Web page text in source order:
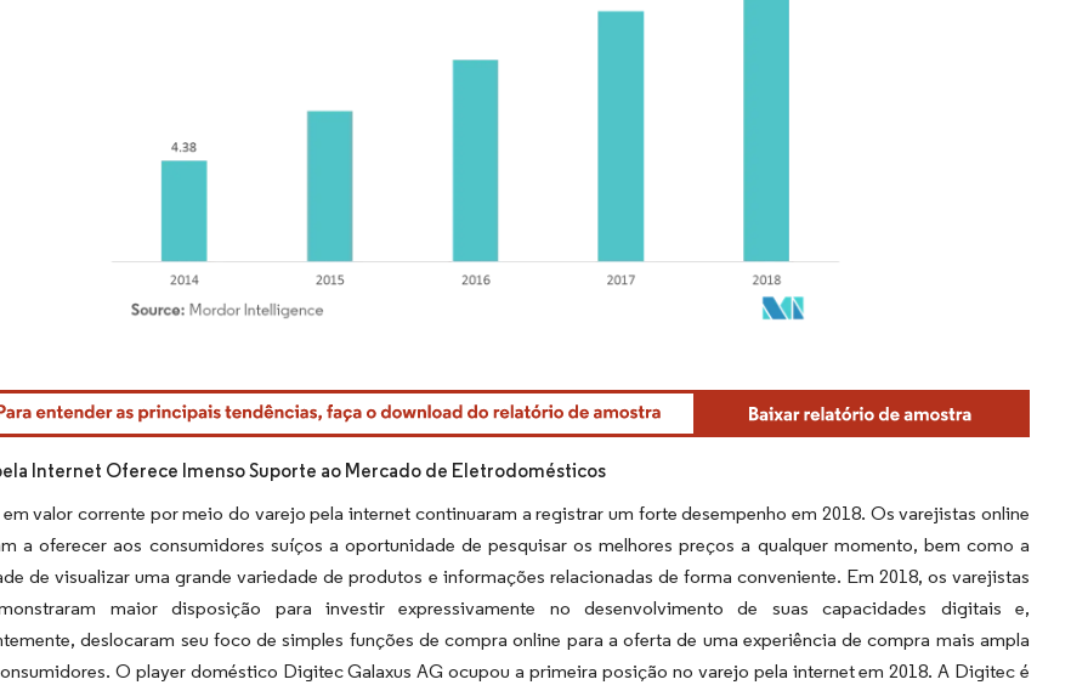
Intelligence. O reuso requer atribuição conforme CC BY 4.0.
Internet Oferece Imenso Suporte ao Mercado de Eletrodomésticos
valor corrente por meio do varejo pela internet continuaram a registrar um forte desempenho em 2018. Os varejistas online
a oferecer aos consumidores suíços a oportunidade de pesquisar os melhores preços a qualquer momento, bem como a
de visualizar uma grande variedade de produtos e informações relacionadas de forma conveniente. Em 2018, os varejistas
maior disposição para investir expressivamente no desenvolvimento de suas capacidades digitais e,
deslocaram seu foco de simples funções de compra online para a oferta de uma experiência de compra mais ampla
O player doméstico Digitec Galaxus AG ocupou a primeira posição no varejo pela internet em 2018. A Digitec é